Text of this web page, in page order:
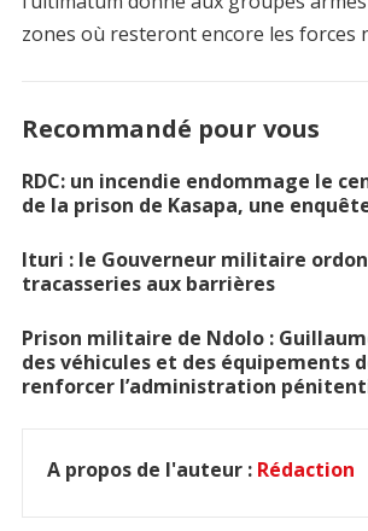
zones où resteront encore les forces
Recommandé pour vous
RDC: un incendie endommage le
de la prison de Kasapa, une
Ituri : le Gouverneur militaire
tracasseries aux barrières
Prison militaire de Ndolo :
des véhicules et des équipements
renforcer l’administration
A propos de l'auteur : Rédaction